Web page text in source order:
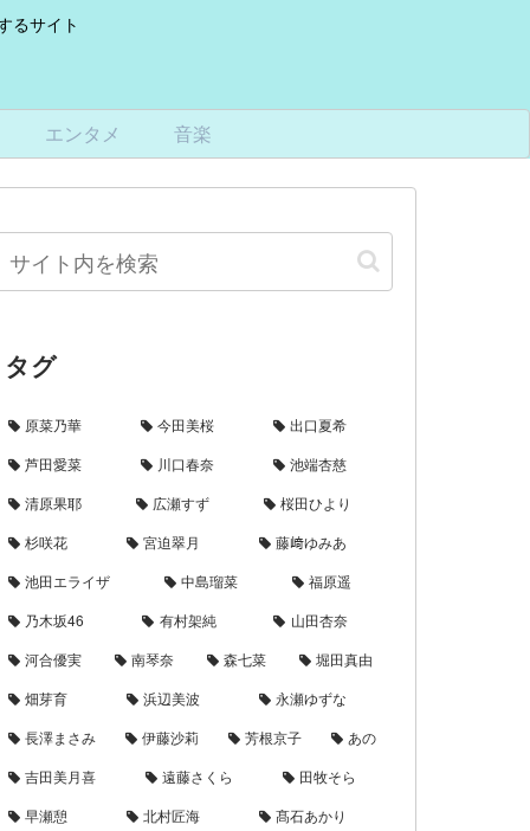
るサイト
エンタメ 音楽
タグ
原菜乃華 今田美桜
出口夏希
芦田愛菜
川口春奈
池端杏慈
清原果耶
広瀬すず
桜田ひより
杉咲花
宮迫翠月
藤﨑ゆみあ
池田エライザ
中島瑠菜
福原遥
乃木坂46
有村架純
山田杏奈
河合優実
南琴奈 森七菜
堀田真由
畑芽育
浜辺美波
永瀬ゆずな
長澤まさみ
伊藤沙莉 芳根京子
あの
吉田美月喜
遠藤さくら
田牧そら
早瀬憩
北村匠海
髙石あかり